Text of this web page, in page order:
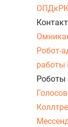
ОПДкРК
Робот-
работы
Роботы